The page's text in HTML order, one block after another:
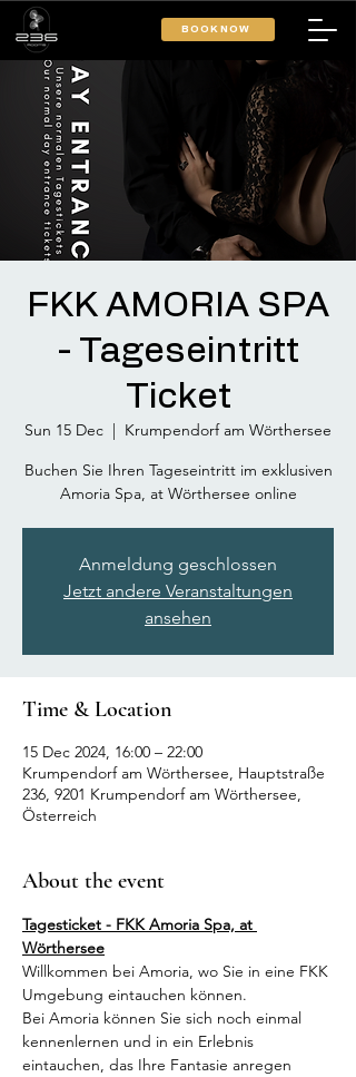
BOOK NOW
FKK AMORIA SPA
- Tageseintritt
Ticket
Sun 15 Dec
  |
Krumpendorf am Wörthersee
Buchen Sie Ihren Tageseintritt im exklusiven
Amoria Spa, at Wörthersee online
Anmeldung geschlossen
Jetzt andere Veranstaltungen
ansehen
Time & Location
15 Dec 2024, 16:00 – 22:00
Krumpendorf am Wörthersee, Hauptstraße
236, 9201 Krumpendorf am Wörthersee,
Österreich
About the event
Tagesticket - FKK Amoria Spa, at
Wörthersee
Willkommen bei Amoria, wo Sie in eine FKK
Umgebung eintauchen können.
Bei Amoria können Sie sich noch einmal
kennenlernen und in ein Erlebnis
eintauchen, das Ihre Fantasie anregen